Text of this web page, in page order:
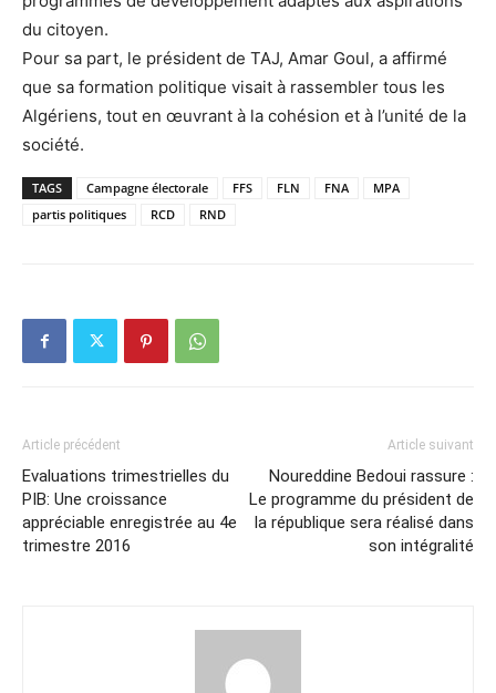
du citoyen.
Pour sa part, le président de TAJ, Amar Goul, a affirmé
que sa formation politique visait à rassembler tous les
Algériens, tout en œuvrant à la cohésion et à l’unité de la
société.
TAGS Campagne électorale FFS FLN FNA
MPA
partis politiques
RCD RND
Article précédent
Evaluations trimestrielles du
PIB: Une croissance
appréciable enregistrée au 4e
trimestre 2016
Article suivant
Noureddine Bedoui rassure :
Le programme du président de
la république sera réalisé dans
son intégralité